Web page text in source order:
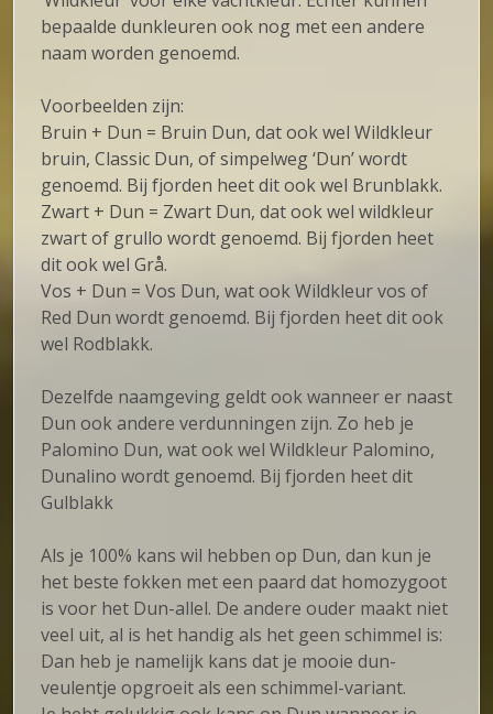
bepaalde dunkleuren ook nog met een andere
naam worden genoemd.
Voorbeelden zijn:
Bruin + Dun = Bruin Dun, dat ook wel Wildkleur
bruin, Classic Dun, of simpelweg ‘Dun’ wordt
genoemd. Bij fjorden heet dit ook wel Brunblakk.
Zwart + Dun = Zwart Dun, dat ook wel wildkleur
zwart of grullo wordt genoemd. Bij fjorden heet
dit ook wel Grå.
Vos + Dun = Vos Dun, wat ook Wildkleur vos of
Red Dun wordt genoemd. Bij fjorden heet dit ook
wel Rodblakk.
Dezelfde naamgeving geldt ook wanneer er naast
Dun ook andere verdunningen zijn. Zo heb je
Palomino Dun, wat ook wel Wildkleur Palomino,
Dunalino wordt genoemd. Bij fjorden heet dit
Gulblakk
Als je 100% kans wil hebben op Dun, dan kun je
het beste fokken met een paard dat homozygoot
is voor het Dun-allel. De andere ouder maakt niet
veel uit, al is het handig als het geen schimmel is:
Dan heb je namelijk kans dat je mooie dun-
veulentje opgroeit als een schimmel-variant.